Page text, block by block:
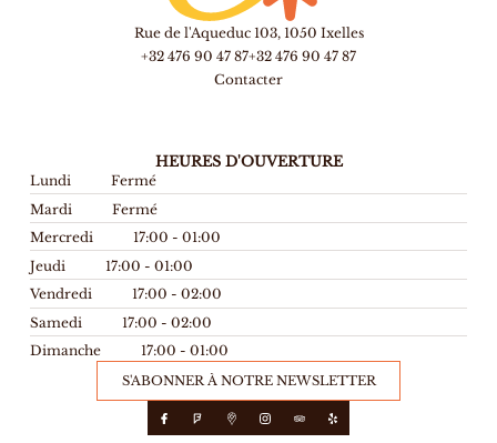
Rue de l'Aqueduc 103, 1050 Ixelles
+32 476 90 47 87+32 476 90 47 87
Contacter
HEURES D'OUVERTURE
Lundi
Fermé
Mardi
Fermé
Mercredi
17:00 - 01:00
Jeudi
17:00 - 01:00
Vendredi
17:00 - 02:00
Samedi
17:00 - 02:00
Dimanche
17:00 - 01:00
S'ABONNER À NOTRE NEWSLETTER